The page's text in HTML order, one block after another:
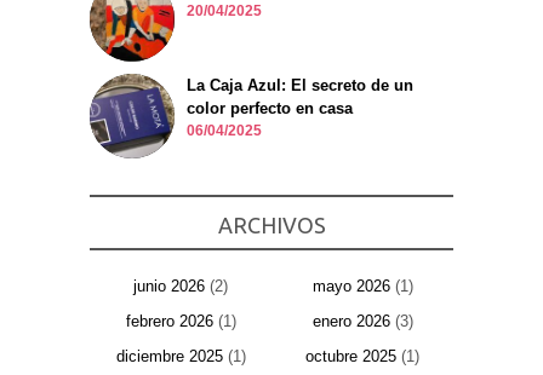
20/04/2025
La Caja Azul: El secreto de un
color perfecto en casa
06/04/2025
ARCHIVOS
junio 2026 (2) mayo 2026(1)
febrero 2026(1) enero 2026(3)
diciembre 2025(1) octubre 2025 (1)